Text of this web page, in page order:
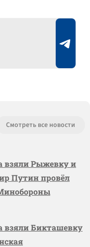
Смотреть все новости
взяли Рыжевку и
Путин провёл
взяли Бикташевку